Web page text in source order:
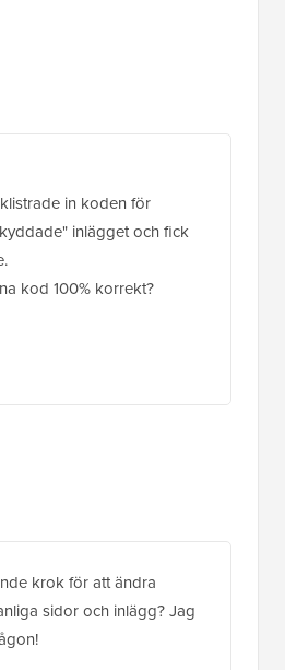
in koden för
inlägget och fick
kod 100% korrekt?
krok för att ändra
sidor och inlägg? Jag